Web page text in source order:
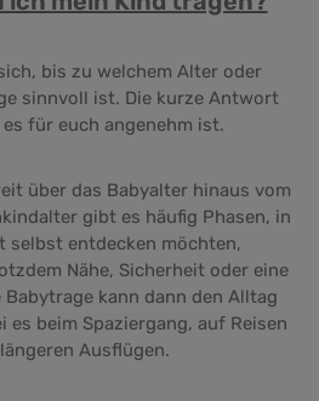
bis zu welchem Alter oder
sinnvoll ist. Die kurze Antwort
für euch angenehm ist.
über das Babyalter hinaus vom
gibt es häufig Phasen, in
selbst entdecken möchten,
Nähe, Sicherheit oder eine
Babytrage kann dann den Alltag
beim Spaziergang, auf Reisen
Ausflügen.